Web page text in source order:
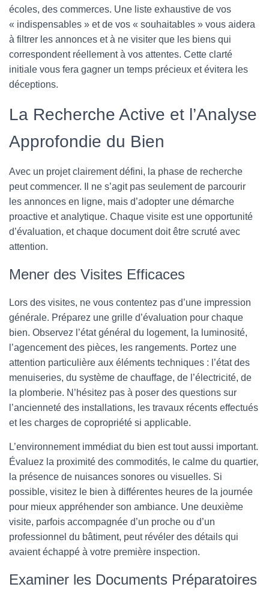
écoles, des commerces. Une liste exhaustive de vos
« indispensables » et de vos « souhaitables » vous aidera
à filtrer les annonces et à ne visiter que les biens qui
correspondent réellement à vos attentes. Cette clarté
initiale vous fera gagner un temps précieux et évitera les
déceptions.
La Recherche Active et l’Analyse
Approfondie du Bien
Avec un projet clairement défini, la phase de recherche
peut commencer. Il ne s’agit pas seulement de parcourir
les annonces en ligne, mais d’adopter une démarche
proactive et analytique. Chaque visite est une opportunité
d’évaluation, et chaque document doit être scruté avec
attention.
Mener des Visites Efficaces
Lors des visites, ne vous contentez pas d’une impression
générale. Préparez une grille d’évaluation pour chaque
bien. Observez l’état général du logement, la luminosité,
l’agencement des pièces, les rangements. Portez une
attention particulière aux éléments techniques : l’état des
menuiseries, du système de chauffage, de l’électricité, de
la plomberie. N’hésitez pas à poser des questions sur
l’ancienneté des installations, les travaux récents effectués
et les charges de copropriété si applicable.
L’environnement immédiat du bien est tout aussi important.
Évaluez la proximité des commodités, le calme du quartier,
la présence de nuisances sonores ou visuelles. Si
possible, visitez le bien à différentes heures de la journée
pour mieux appréhender son ambiance. Une deuxième
visite, parfois accompagnée d’un proche ou d’un
professionnel du bâtiment, peut révéler des détails qui
avaient échappé à votre première inspection.
Examiner les Documents Préparatoires